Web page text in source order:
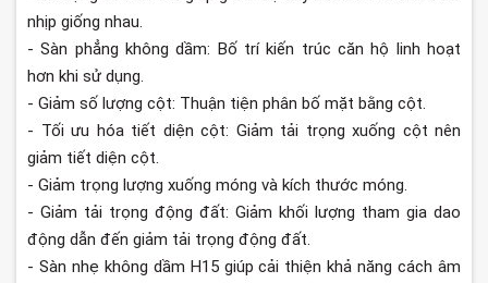
nhịp giống nhau.
- Sàn phẳng không dầm: Bố trí kiến trúc căn hộ linh hoạt
hơn khi sử dụng.
- Giảm số lượng cột: Thuận tiện phân bố mặt bằng cột.
- Tối ưu hóa tiết diện cột: Giảm tải trọng xuống cột nên
giảm tiết diện cột.
- Giảm trọng lượng xuống móng và kích thước móng.
- Giảm tải trọng động đất: Giảm khối lượng tham gia dao
động dẫn đến giảm tải trọng động đất.
- Sàn nhẹ không dầm H15 giúp cải thiện khả năng cách âm